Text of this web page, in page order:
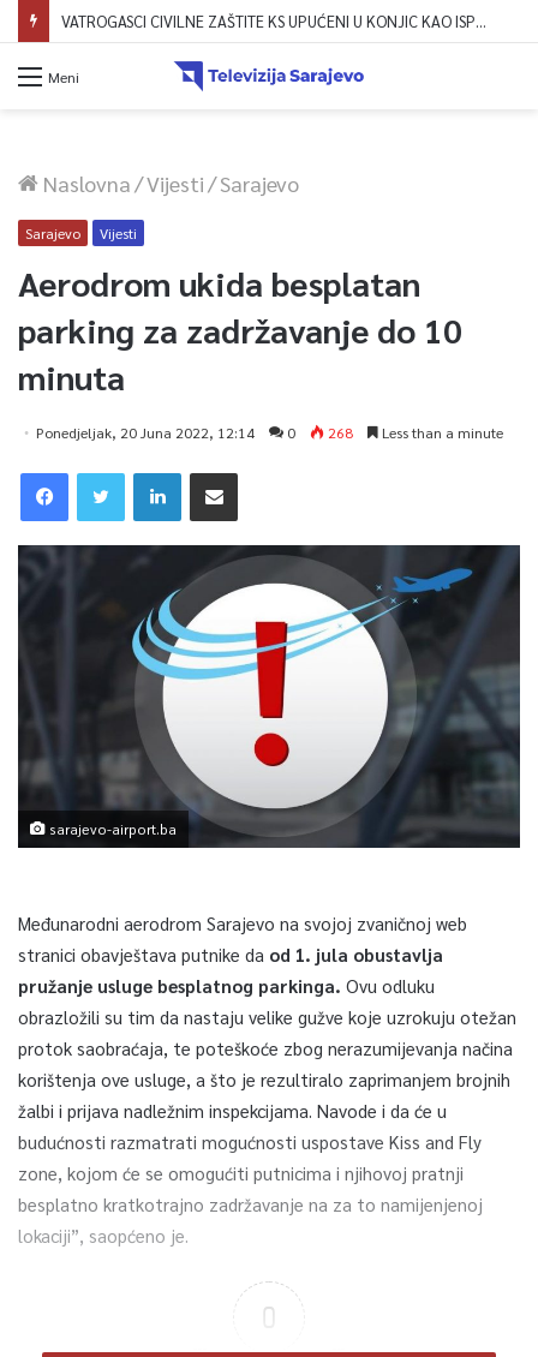
VATROGASCI CIVILNE ZAŠTITE KS UPUĆENI U KONJIC KAO ISPOMOĆ U GAŠENJU POŽARA
Meni
Naslovna/Vijesti/Sarajevo
Sarajevo Vijesti
Aerodrom ukida besplatan
parking za zadržavanje do 10
minuta
Ponedjeljak, 20 Juna 2022, 12:14 0 268 Less than a minute
sarajevo-airport.ba
Međunarodni aerodrom Sarajevo na svojoj zvaničnoj web
stranici obavještava putnike da od 1. jula obustavlja
pružanje usluge besplatnog parkinga. Ovu odluku
obrazložili su tim da nastaju velike gužve koje uzrokuju otežan
protok saobraćaja, te poteškoće zbog nerazumijevanja načina
korištenja ove usluge, a što je rezultiralo zaprimanjem brojnih
žalbi i prijava nadležnim inspekcijama. Navode i da će u
budućnosti razmatrati mogućnosti uspostave Kiss and Fly
zone, kojom će se omogućiti putnicima i njihovoj pratnji
besplatno kratkotrajno zadržavanje na za to namijenjenoj
lokaciji”, saopćeno je.
0